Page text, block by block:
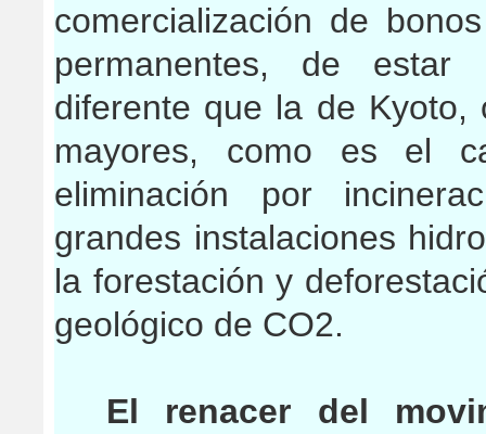
comercialización de
permanentes, de estar
diferente que la de Kyoto,
mayores, como es el
eliminación por
grandes instalaciones
la forestación y
geológico de CO2.
El renacer del